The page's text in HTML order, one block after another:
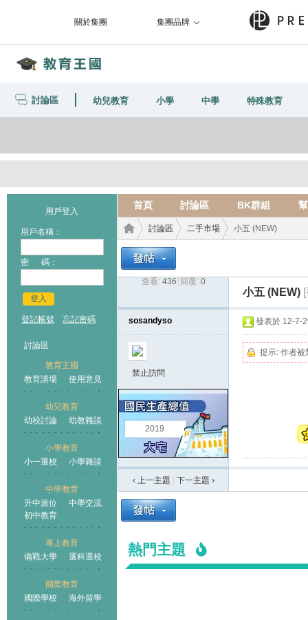
關於集團 集團品牌
討論區 幼兒教育 小學 中學 特殊教育
用戶登入
用戶名稱：
密 碼：
登入
登記帳號 忘記密碼
討論區
教育王國
教育講場
使用意見
幼兒教育
幼校討論
幼教雜談
小學教育
小一選校
小學雜談
中學教育
升中派位
中學交流
初中教育
專上教育
備戰大學
選科選校
國際教育
國際學校
海外留學
首頁 討論區 BK群組
王國
討論區
›
二手市場 小五 (NEW)
查看: 436 回覆: 0
小五 (NEW)
sosandyso
禁止訪問
2019
發表於 12-7-
提示: 作者被
‹ 上一主題 下一主題 ›
熱門主題